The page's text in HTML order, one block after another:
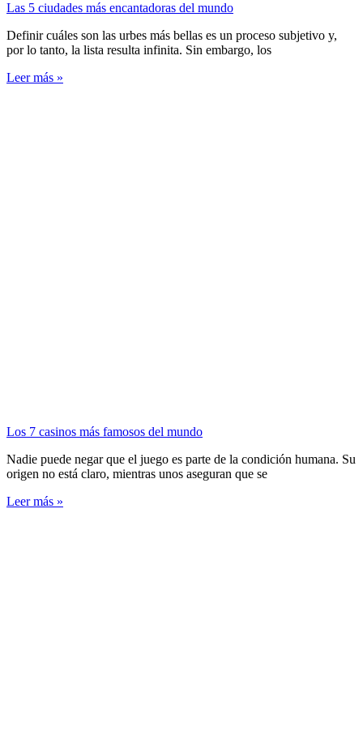
Las 5 ciudades más encantadoras del mundo
Definir cuáles son las urbes más bellas es un proceso subjetivo y,
por lo tanto, la lista resulta infinita. Sin embargo, los
Leer más »
Los 7 casinos más famosos del mundo
Nadie puede negar que el juego es parte de la condición humana. Su
origen no está claro, mientras unos aseguran que se
Leer más »